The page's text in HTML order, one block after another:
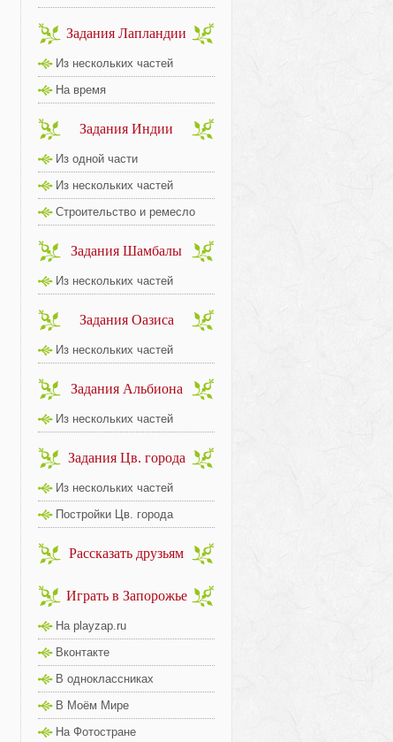
Задания Лапландии
Из нескольких частей
На время
Задания Индии
Из одной части
Из нескольких частей
Строительство и ремесло
Задания Шамбалы
Из нескольких частей
Задания Оазиса
Из нескольких частей
Задания Альбиона
Из нескольких частей
Задания Цв. города
Из нескольких частей
Постройки Цв. города
Рассказать друзьям
Играть в Запорожье
На playzap.ru
Вконтакте
В одноклассниках
В Моём Мире
На Фотостране